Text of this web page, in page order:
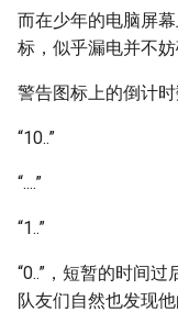
而在少年的电脑屏
标，似乎漏电并不妨
警告图标上的倒计时
“10..”
“....”
“1..”
“0..”，短暂的时间
队友们自然也发现